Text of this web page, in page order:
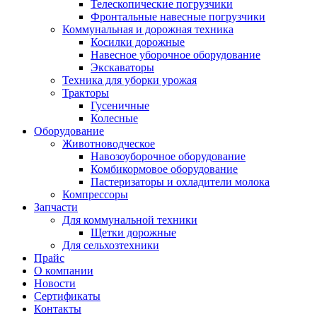
Телескопические погрузчики
Фронтальные навесные погрузчики
Коммунальная и дорожная техника
Косилки дорожные
Навесное уборочное оборудование
Экскаваторы
Техника для уборки урожая
Тракторы
Гусеничные
Колесные
Оборудование
Животноводческое
Навозоуборочное оборудование
Комбикормовое оборудование
Пастеризаторы и охладители молока
Компрессоры
Запчасти
Для коммунальной техники
Щетки дорожные
Для сельхозтехники
Прайс
О компании
Новости
Сертификаты
Контакты